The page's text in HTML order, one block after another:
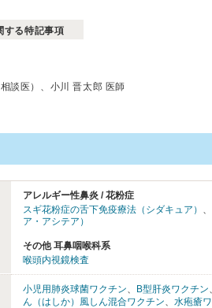
する特記事項
談医）、小川 晋太郎 医師
アレルギー性鼻炎 / 花粉症
スギ花粉症の舌下免疫療法（シダキュア） 、
ア・アシテア）
その他 耳鼻咽喉科系
喉頭内視鏡検査
小児用肺炎球菌ワクチン、 B型肝炎ワクチン、
ん（はしか）風しん混合ワクチン、 水疱瘡